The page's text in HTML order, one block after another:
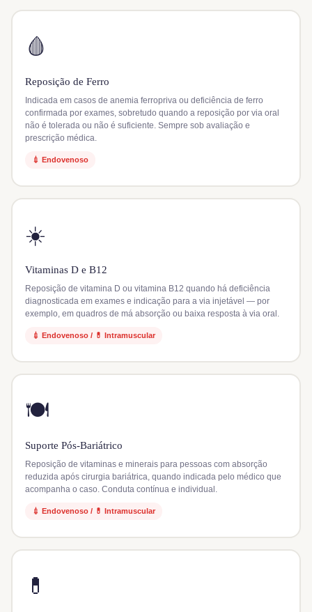
🩸
Reposição de Ferro
Indicada em casos de anemia ferropriva ou deficiência de ferro
confirmada por exames, sobretudo quando a reposição por via oral
não é tolerada ou não é suficiente. Sempre sob avaliação e
prescrição médica.
💉 Endovenoso
☀️
Vitaminas D e B12
Reposição de vitamina D ou vitamina B12 quando há deficiência
diagnosticada em exames e indicação para a via injetável — por
exemplo, em quadros de má absorção ou baixa resposta à via oral.
💉 Endovenoso / 💊 Intramuscular
🍽️
Suporte Pós-Bariátrico
Reposição de vitaminas e minerais para pessoas com absorção
reduzida após cirurgia bariátrica, quando indicada pelo médico que
acompanha o caso. Conduta contínua e individual.
💉 Endovenoso / 💊 Intramuscular
💊